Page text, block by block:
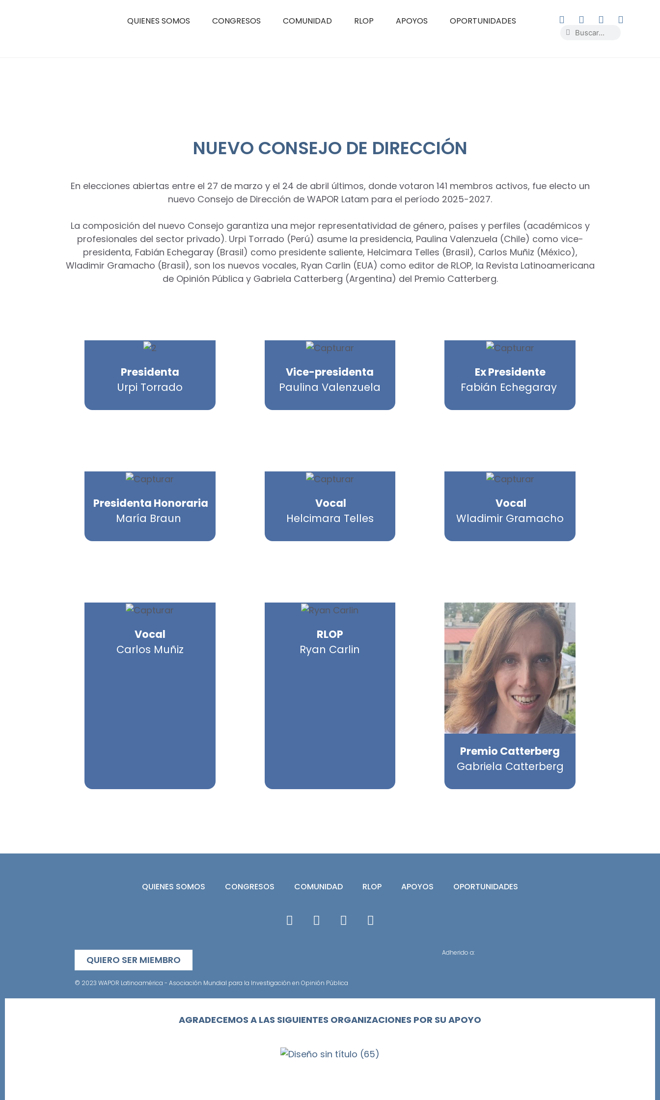
QUIENES SOMOS CONGRESOS COMUNIDAD RLOP APOYOS OPORTUNIDADES
NUEVO CONSEJO DE DIRECCIÓN
En elecciones abiertas entre el 27 de marzo y el 24 de abril últimos, donde votaron 141 membros activos, fue electo un
nuevo Consejo de Dirección de WAPOR Latam para el período 2025-2027.
La composición del nuevo Consejo garantiza una mejor representatividad de género, países y perfiles (académicos y
profesionales del sector privado). Urpi Torrado (Perú) asume la presidencia, Paulina Valenzuela (Chile) como vice-
presidenta, Fabián Echegaray (Brasil) como presidente saliente, Helcimara Telles (Brasil), Carlos Muñiz (México),
Wladimir Gramacho (Brasil), son los nuevos vocales, Ryan Carlin (EUA) como editor de RLOP, la Revista Latinoamericana
de Opinión Pública y Gabriela Catterberg (Argentina) del Premio Catterberg.
Presidenta
Urpi Torrado
Vice-presidenta
Paulina Valenzuela
Ex Presidente
Fabián Echegaray
Presidenta Honoraria
María Braun
Vocal
Helcimara Telles
Vocal
Wladimir Gramacho
Vocal
Carlos Muñiz
RLOP
Ryan Carlin
Premio Catterberg
Gabriela Catterberg
QUIENES SOMOS CONGRESOS COMUNIDAD RLOP APOYOS OPORTUNIDADES
QUIERO SER MIEMBRO
© 2023 WAPOR Latinoamérica - Asociación Mundial para la Investigación en Opinión Pública
Adherido a:
AGRADECEMOS A LAS SIGUIENTES ORGANIZACIONES POR SU APOYO